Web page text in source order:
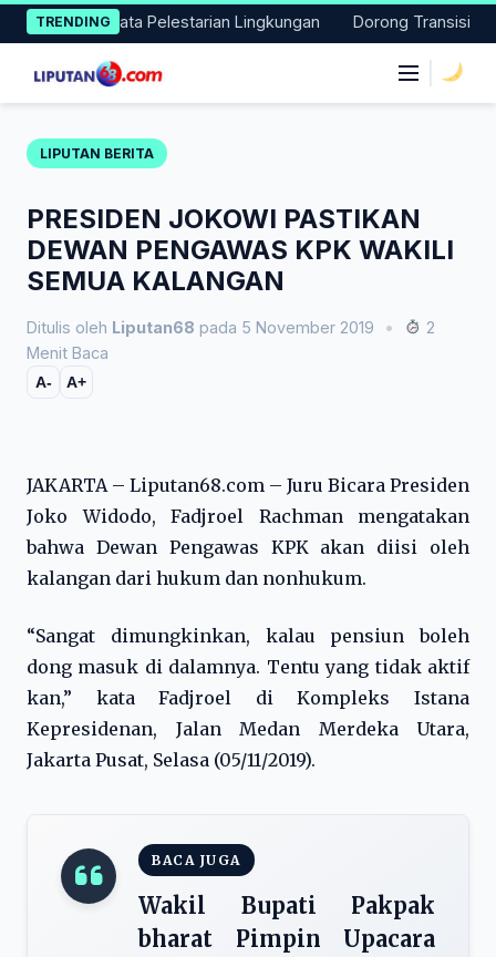
Skip
to
content
TRENDING
Aksi Nyata Pelestarian Lingkungan Dorong Transisi Energi
LIPUTAN BERITA
PRESIDEN JOKOWI PASTIKAN
DEWAN PENGAWAS KPK WAKILI
SEMUA KALANGAN
Ditulis oleh Liputan68 pada 5 November 2019 •
2
Menit Baca
A- A+
JAKARTA – Liputan68.com – Juru Bicara Presiden
Joko Widodo, Fadjroel Rachman mengatakan
bahwa Dewan Pengawas KPK akan diisi oleh
kalangan dari hukum dan nonhukum.
“Sangat dimungkinkan, kalau pensiun boleh
dong masuk di dalamnya. Tentu yang tidak aktif
kan,” kata Fadjroel di Kompleks Istana
Kepresidenan, Jalan Medan Merdeka Utara,
Jakarta Pusat, Selasa (05/11/2019).
BACA JUGA
Wakil Bupati Pakpak
bharat Pimpin Upacara